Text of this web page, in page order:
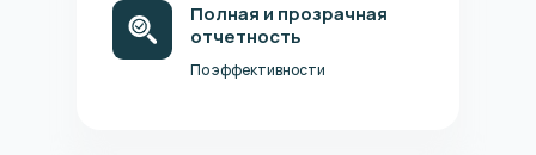
По эффективности
Полная и прозрачная
отчетность